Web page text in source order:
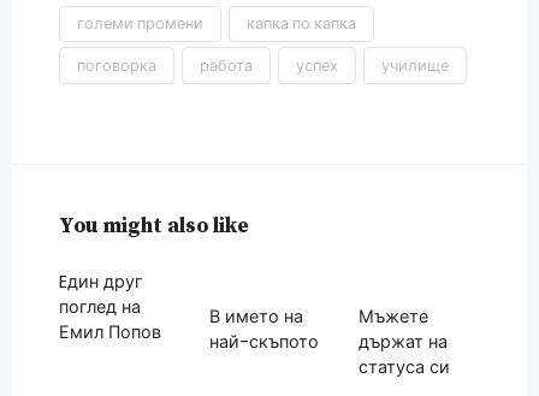
големи промени капка по капка
поговорка работа успех училище
You might also like
Eдин друг
поглед на
Емил Попов
В името на
най-скъпото
Мъжете
държат на
статуса си